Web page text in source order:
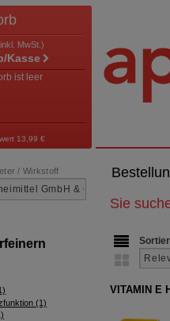
MwSt.)
Kasse
ist leer
13,99 €
/ Wirkstoff
(1)
Sie
VITAMIN E